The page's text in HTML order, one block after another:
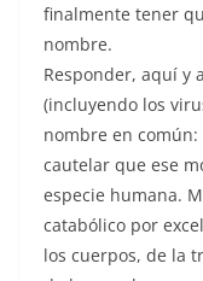
finalmente tener
nombre.
Responder, aquí y
(incluyendo los
nombre en
cautelar que ese
especie humana.
catabólico por
los cuerpos, de la